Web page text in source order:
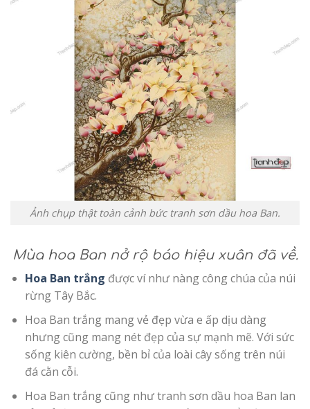
Ảnh chụp thật toàn cảnh bức tranh sơn dầu hoa Ban.
Mùa hoa Ban nở rộ báo hiệu xuân đã về.
Hoa Ban trắng được ví như nàng công chúa của núi
rừng Tây Bắc.
Hoa Ban trắng mang vẻ đẹp vừa e ấp dịu dàng
nhưng cũng mang nét đẹp của sự mạnh mẽ. Với sức
sống kiên cường, bền bỉ của loài cây sống trên núi
đá cằn cỗi.
Hoa Ban trắng cũng như tranh sơn dầu hoa Ban lan